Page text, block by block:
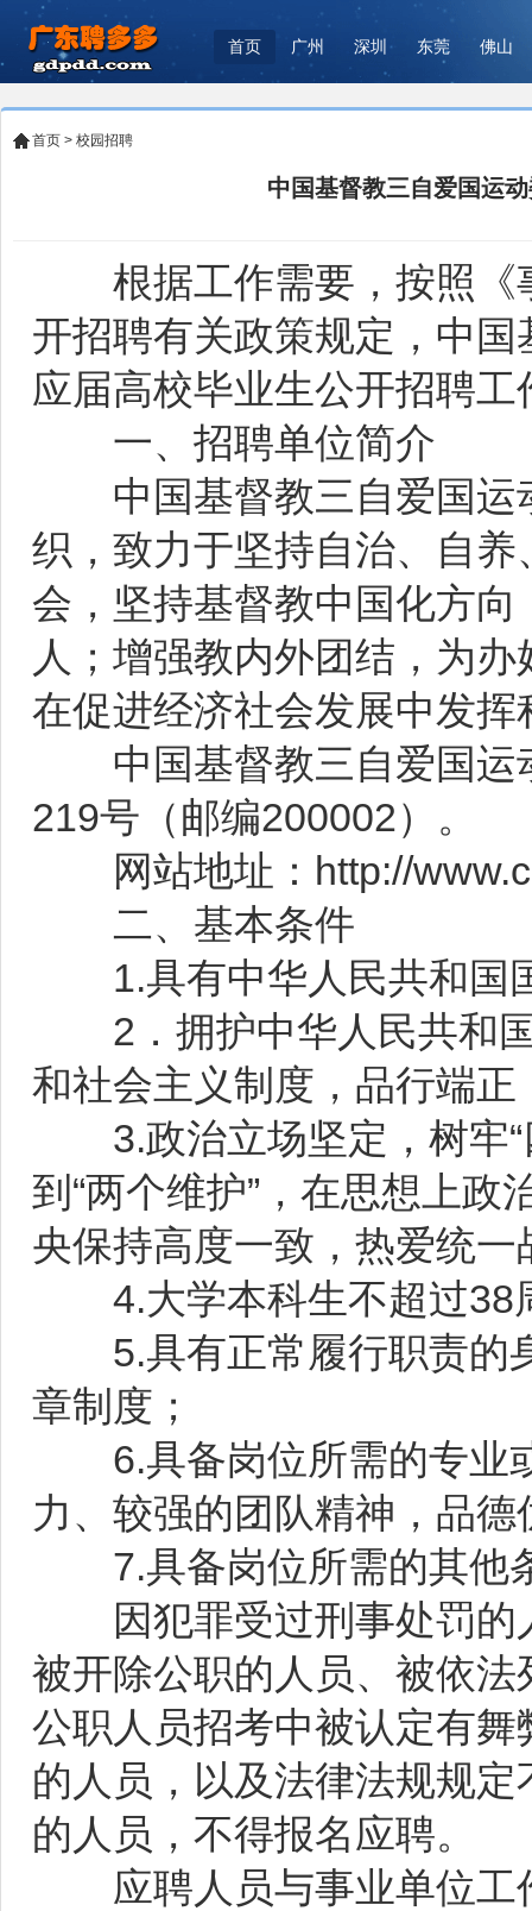
首页 广州 深圳 东莞 佛山
首页 > 校园招聘
中国基督教三自爱国运
根据工作需要，按照《
开招聘有关政策规定，中
应届高校毕业生公开招聘
一、招聘单位简介
中国基督教三自爱国运
织，致力于坚持自治、自
会，坚持基督教中国化方
人；增强教内外团结，为
在促进经济社会发展中发挥
中国基督教三自爱国运
219号（邮编200002）。
网站地址：http://
二、基本条件
1.具有中华人民共和国
2．拥护中华人民共和国
和社会主义制度，品行端正
3.政治立场坚定，树牢“
到“两个维护”，在思想上
央保持高度一致，热爱统一
4.大学本科生不超过38
5.具有正常履行职责的
章制度；
6.具备岗位所需的专业
力、较强的团队精神，品
7.具备岗位所需的其他
因犯罪受过刑事处罚的
被开除公职的人员、被依
公职人员招考中被认定有
的人员，以及法律法规规
的人员，不得报名应聘。
应聘人员与事业单位工